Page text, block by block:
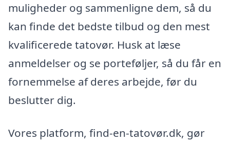
muligheder og sammenligne dem, så du
kan finde det bedste tilbud og den mest
kvalificerede tatovør. Husk at læse
anmeldelser og se porteføljer, så du får en
fornemmelse af deres arbejde, før du
beslutter dig.
Vores platform, find-en-tatovør.dk, gør